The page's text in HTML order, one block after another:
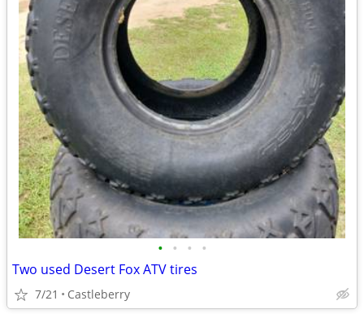
• • • •
Two used Desert Fox ATV tires
7/21 Castleberry